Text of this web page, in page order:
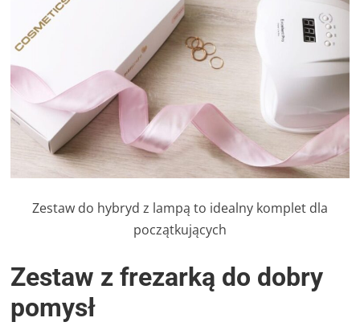
Zestaw do hybryd z lampą to idealny komplet dla
początkujących
Zestaw z frezarką do dobry
pomysł